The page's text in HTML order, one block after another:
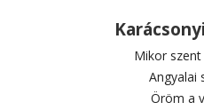
Mikor
Angyalai
Öröm a